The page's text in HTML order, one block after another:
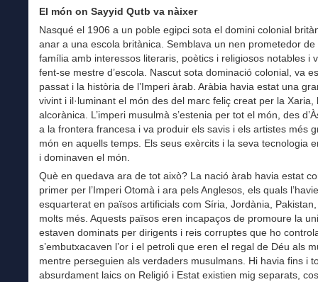
El món on Sayyid Qutb va nàixer
Nasqué el 1906 a un poble egipci sota el domini colonial
anar a una escola britànica. Semblava un nen prometedor de
família amb interessos literaris, poètics i religiosos notables i
fent-se mestre d’escola. Nascut sota dominació colonial, va
passat i la història de l’Imperi àrab. Aràbia havia estat una
vivint i il·luminant el món des del marc feliç creat per la Xaria,
alcorànica. L’imperi musulmà s’estenia per tot el món, des
a la frontera francesa i va produir els savis i els artistes més
món en aquells temps. Els seus exèrcits i la seva tecnologia
i dominaven el món.
Què en quedava ara de tot això? La nació àrab havia estat
primer per l’Imperi Otomà i ara pels Anglesos, els quals
esquarterat en països artificials com Síria, Jordània,
molts més. Aquests països eren incapaços de promoure la
estaven dominats per dirigents i reis corruptes que ho
s’embutxacaven l’or i el petroli que eren el regal de Déu als
mentre perseguien als verdaders musulmans. Hi havia fins i
absurdament laics on Religió i Estat existien mig separats,